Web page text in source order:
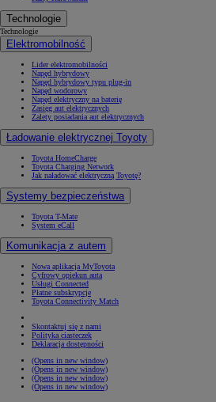
Technologie
Technologie
Elektromobilność
Lider elektromobilności
Napęd hybrydowy
Napęd hybrydowy typu plug-in
Napęd wodorowy
Napęd elektryczny na baterię
Zasięg aut elektrycznych
Zalety posiadania aut elektrycznych
Ładowanie elektrycznej Toyoty
Toyota HomeCharge
Toyota Charging Network
Jak naładować elektryczną Toyotę?
Systemy bezpieczeństwa
Toyota T-Mate
System eCall
Komunikacja z autem
Nowa aplikacja MyToyota
Cyfrowy opiekun auta
Usługi Connected
Płatne subskrypcje
Toyota Connectivity Match
Skontaktuj się z nami
Polityka ciasteczek
Deklaracja dostępności
(Opens in new window)
(Opens in new window)
(Opens in new window)
(Opens in new window)